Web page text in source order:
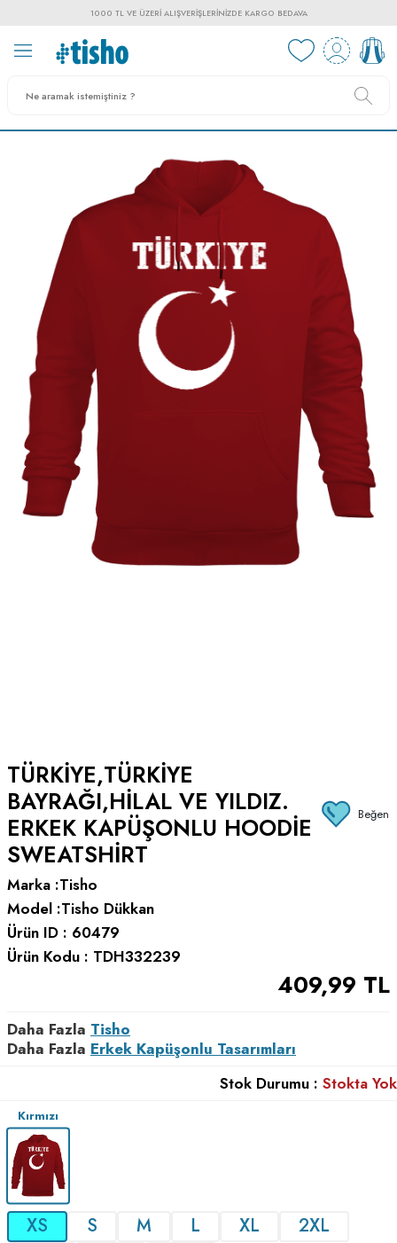
1000 TL VE ÜZERI ALIŞVERIŞLERINIZDE KARGO BEDAVA
TÜRKIYE,TÜRKIYE
BAYRAĞI,HILAL VE YILDIZ.
ERKEK KAPÜŞONLU HOODIE
SWEATSHIRT
Beğen
Marka :Tisho
Model :Tisho Dükkan
Ürün ID : 60479
Ürün Kodu : TDH332239
409,99 TL
Daha Fazla Tisho
Daha Fazla Erkek Kapüşonlu Tasarımları
Stok Durumu : Stokta Yok
Kırmızı
XS S M L XL
2XL